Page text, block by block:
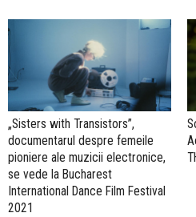
„Sisters with Transistors”,
documentarul despre femeile
pioniere ale muzicii electronice,
se vede la Bucharest
International Dance Film Festival
2021